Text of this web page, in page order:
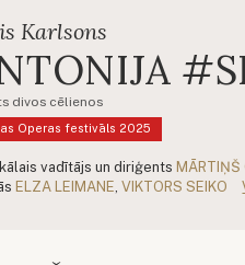
Karlsons
divos cēlienos
Operas festivāls 2025
vadītājs un diriģents MĀRTIŅŠ
ELZA LEIMANE,VIKTORS SEIKO